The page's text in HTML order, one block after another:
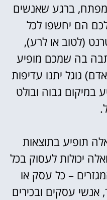
מפתח, ברגע שאנשים
הם יחשפו לכל
(לטוב או לרע),
בה שמכם מופיע
גוגל יתנו עדיפות
במיקום גבוה ובולט
תופיע בתוצאות
יכולות לעסוק בכל
– כל עסק או
אנשי עסקים ובכירים